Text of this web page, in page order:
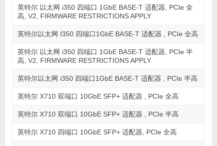
英特尔 以太网 i350 四端口 1GbE BASE-T 适配器, PCIe 全
高, V2, FIRMWARE RESTRICTIONS APPLY
英特尔以太网 I350 四端口1GbE BASE-T 适配器 , PCIe 全高
英特尔 以太网 i350 四端口 1GbE BASE-T 适配器, PCIe 半
高, V2, FIRMWARE RESTRICTIONS APPLY
英特尔以太网 i350 四端口1GbE BASE-T 适配器 , PCIe 半高
英特尔 X710 双端口 10GbE SFP+ 适配器 , PCIe 全高
英特尔 X710 双端口 10GbE SFP+ 适配器 , PCIe 半高
英特尔 X710 四端口 10GbE SFP+ 适配器, PCIe 全高